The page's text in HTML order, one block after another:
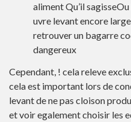
aliment Qu’il
uvre levant encore
retrouver un bagarre
dangereux
Cependant, ! cela releve
cela est important lors de
levant de ne pas cloison
et voir egalement choisir les